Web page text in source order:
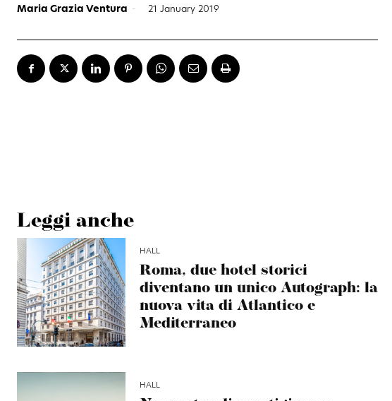
Maria Grazia Ventura - 21 January 2019
Leggi anche
HALL
Roma, due hotel storici
diventano un unico Autograph: la
nuova vita di Atlantico e
Mediterraneo
HALL